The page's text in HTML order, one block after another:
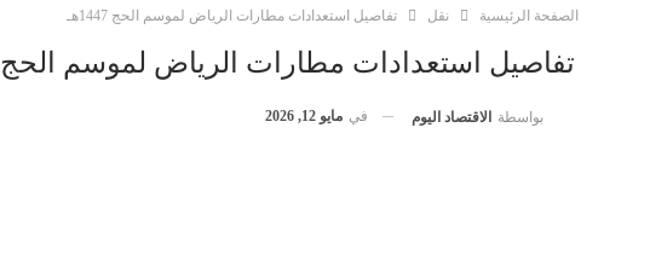
الصفحة الرئيسية نقل تفاصيل استعدادات مطارات الرياض لموسم الحج 1447هـ
تفاصيل استعدادات مطارات الرياض لموسم الحج 1447هـ
بواسطة الاقتصاد اليوم في مايو 12, 2026